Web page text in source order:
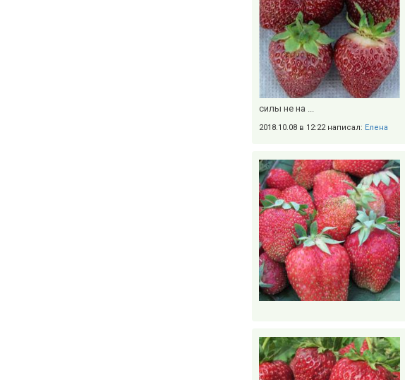
силы не на ...
2018.10.08 в 12:22 написал: Елена